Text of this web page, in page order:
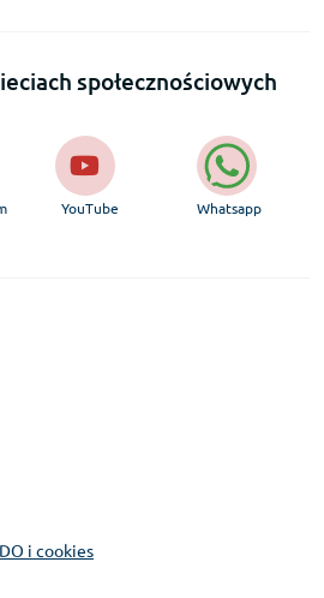
i cookies
społecznościowych
YouTube Whatsapp